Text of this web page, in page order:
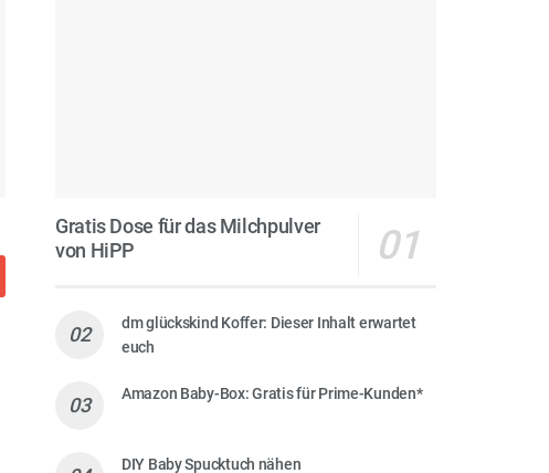
Gratis Dose für das Milchpulver
von HiPP
dm glückskind Koffer: Dieser Inhalt erwartet
euch
Amazon Baby-Box: Gratis für Prime-Kunden*
DIY Baby Spucktuch nähen